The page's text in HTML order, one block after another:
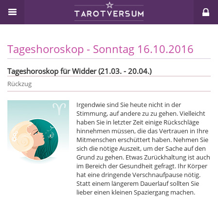
Tageshoroskop - Sonntag 16.10.2016
Tageshoroskop für Widder (21.03. - 20.04.)
Rückzug
Irgendwie sind Sie heute nicht in der
Stimmung, auf andere zu zu gehen. Vielleicht
haben Sie in letzter Zeit einige Rückschläge
hinnehmen müssen, die das Vertrauen in Ihre
Mitmenschen erschüttert haben. Nehmen Sie
sich die nötige Auszeit, um der Sache auf den
Grund zu gehen. Etwas Zurückhaltung ist auch
im Bereich der Gesundheit gefragt. Ihr Körper
hat eine dringende Verschnaufpause nötig.
Statt einem längerem Dauerlauf sollten Sie
lieber einen kleinen Spaziergang machen.